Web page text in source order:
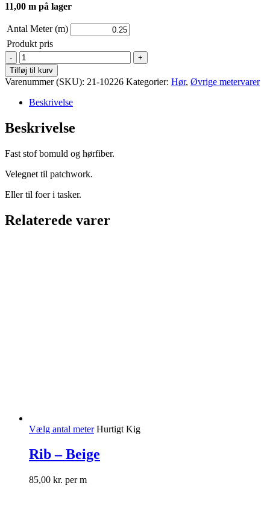
11,00 m på lager
Antal Meter (m)
Produkt pris
Japansk
stof
-
Store
blå
blomster
på
råhvid
antal
Tilføj til kurv
Varenummer (SKU): 21-10226 Kategorier: Hør, Øvrige metervarer
Beskrivelse
Beskrivelse
Fast stof bomuld og hørfiber.
Velegnet til patchwork.
Eller til foer i tasker.
Relaterede varer
Vælg antal meter Hurtigt Kig
Rib – Beige
85,00 kr. per m